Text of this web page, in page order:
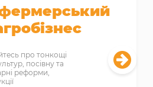
про тонкощі
посівну та
реформи,